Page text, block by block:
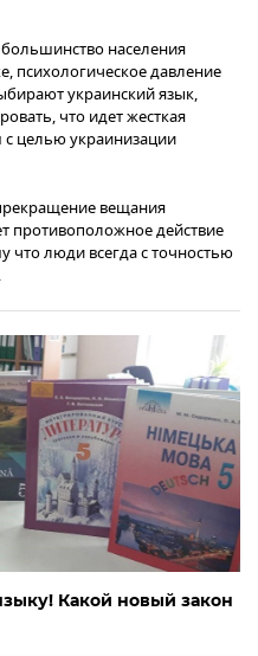
населения
психологическое давление
украинский язык,
что идет жесткая
с целью украинизации
вещания
противоположное действие
что люди всегда с точностью
Какой новый закон